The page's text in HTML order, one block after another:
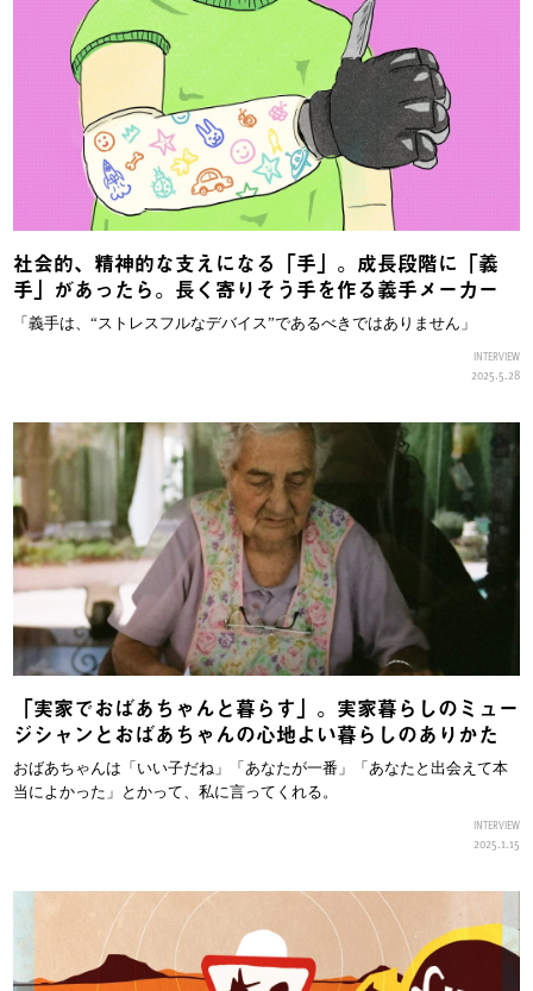
社会的、精神的な支えになる「手」。成長段階に「義
手」があったら。長く寄りそう手を作る義手メーカー
「義手は、“ストレスフルなデバイス”であるべきではありません」
INTERVIEW
2025.5.28
「実家でおばあちゃんと暮らす」。実家暮らしのミュー
ジシャンとおばあちゃんの心地よい暮らしのありかた
おばあちゃんは「いい子だね」「あなたが一番」「あなたと出会えて本
当によかった」とかって、私に言ってくれる。
INTERVIEW
2025.1.15